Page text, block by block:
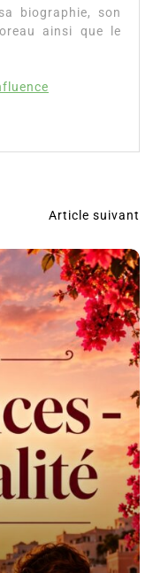
biographie, son
ainsi que le
Article suivant